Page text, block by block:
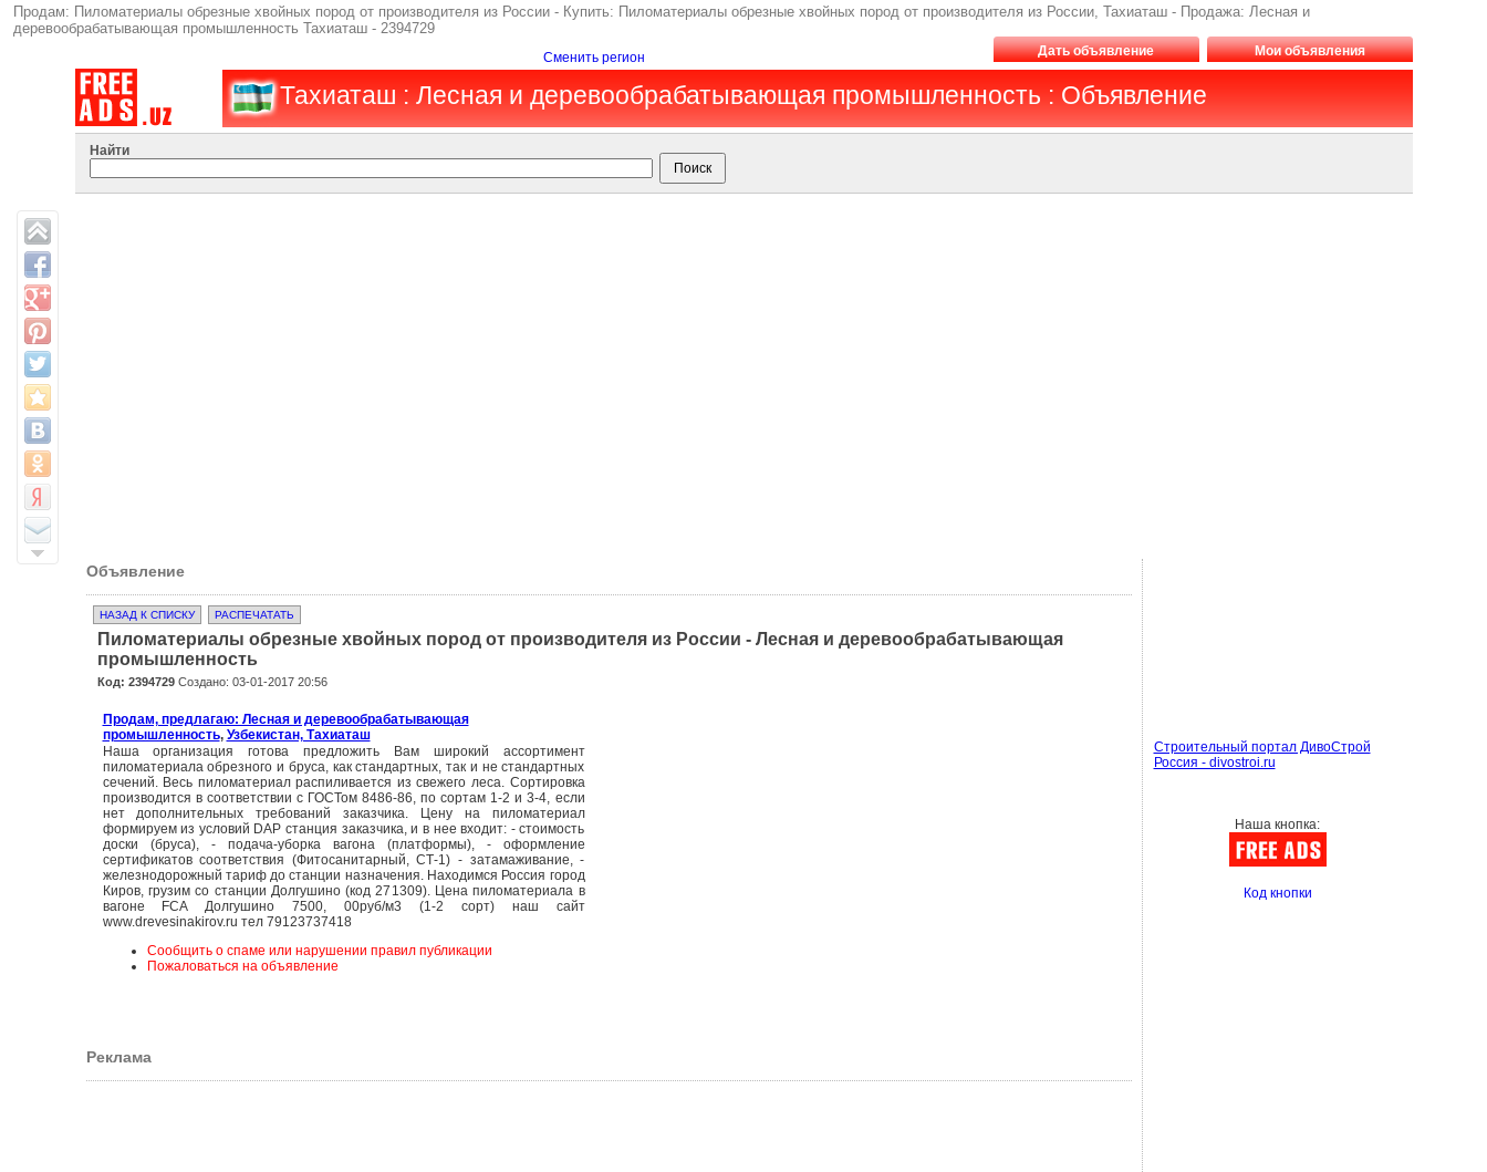
Продам: Пиломатериалы обрезные хвойных пород от производителя из России - Купить: Пиломатериалы обрезные хвойных пород от производителя из России, Тахиаташ - Продажа: Лесная и
деревообрабатывающая промышленность Тахиаташ - 2394729
Сменить регион Дать объявление Мои объявления
Тахиаташ : Лесная и деревообрабатывающая промышленность : Объявление
Найти
Объявление
НАЗАД К СПИСКУ РАСПЕЧАТАТЬ
Пиломатериалы обрезные хвойных пород от производителя из России - Лесная и деревообрабатывающая
промышленность
Код: 2394729Создано: 03-01-2017 20:56
Продам, предлагаю: Лесная и деревообрабатывающая
промышленность, Узбекистан, Тахиаташ
Наша организация готова предложить Вам широкий ассортимент
пиломатериала обрезного и бруса, как стандартных, так и не стандартных
сечений. Весь пиломатериал распиливается из свежего леса. Сортировка
производится в соответствии с ГОСТом 8486-86, по сортам 1-2 и 3-4, если
нет дополнительных требований заказчика. Цену на пиломатериал
формируем из условий DAP станция заказчика, и в нее входит: - стоимость
доски (бруса), - подача-уборка вагона (платформы), - оформление
сертификатов соответствия (Фитосанитарный, СТ-1) - затамаживание, -
железнодорожный тариф до станции назначения. Находимся Россия город
Киров, грузим со станции Долгушино (код 271309). Цена пиломатериала в
вагоне FCA Долгушино 7500, 00руб/м3 (1-2 сорт) наш сайт
www.drevesinakirov.ru тел 79123737418
Сообщить о спаме или нарушении правил публикации
Пожаловаться на объявление
Реклама
Строительный портал ДивоСтрой
Россия - divostroi.ru
Наша кнопка:
Код кнопки